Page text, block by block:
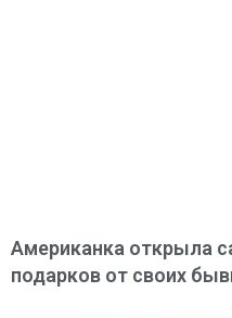
Американка открыла
подарков от своих